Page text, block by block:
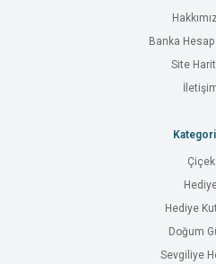
Banka
Site
Çiçek
Hediye
Doğum
Sevgiliye